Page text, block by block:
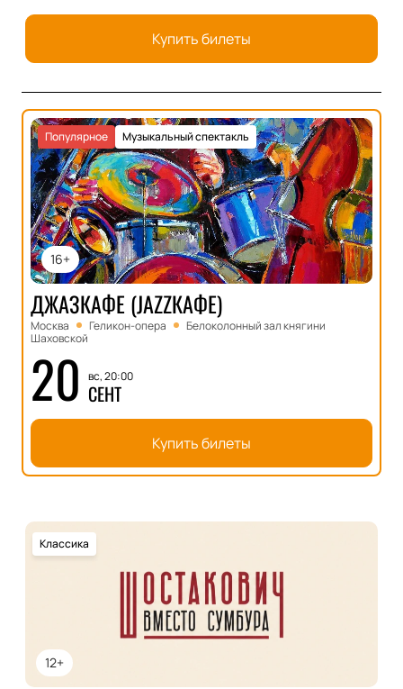
Купить билеты
16+
Музыкальный спектакль
Популярное
ДЖАЗКАФЕ (JAZZКАФЕ)
Москва Геликон-опера
Белоколонный зал княгини
Шаховской
20 вс, 20:00
СЕНТ
Купить билеты
12+
Классика